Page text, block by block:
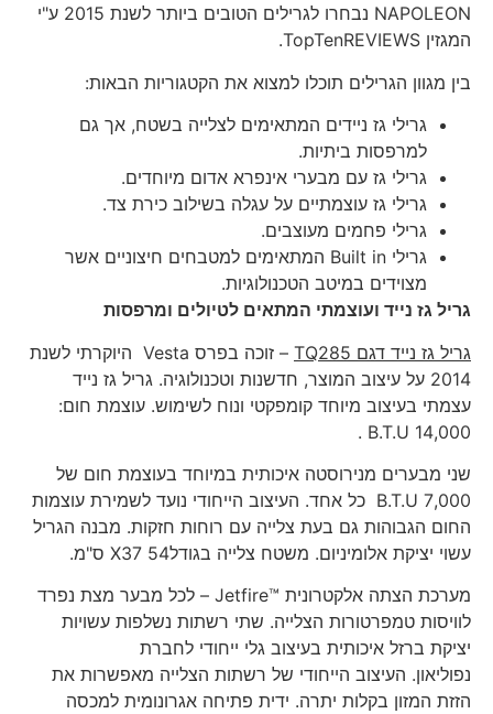
NAPOLEON נבחרו לגרילים הטובים ביותר לשנת 2015 ע"י
המגזין TopTenREVIEWS.
בין מגוון הגרילים תוכלו למצוא את הקטגוריות הבאות:
גרילי גז ניידים המתאימים לצלייה בשטח, אך גם
למרפסות ביתיות.
גרילי גז עם מבערי אינפרא אדום מיוחדים.
גרילי גז עוצמתיים על עגלה בשילוב כירת צד.
גרילי פחמים מעוצבים.
גרילי Built in המתאימים למטבחים חיצוניים אשר
מצוידים במיטב הטכנולוגיות.
גריל גז נייד ועוצמתי המתאים לטיולים ומרפסות
גריל גז נייד דגםTQ285
– זוכה בפרס Vesta היוקרתי לשנת
2014 על עיצוב המוצר, חדשנות וטכנולוגיה. גריל גז נייד
עצמתי בעיצוב מיוחד קומפקטי ונוח לשימוש. עוצמת חום:
14,000 B.T.U .
שני מבערים מנירוסטה איכותית במיוחד בעוצמת חום של
7,000 B.T.U כל אחד. העיצוב הייחודי נועד לשמירת עוצמות
החום הגבוהות גם בעת צלייה עם רוחות חזקות. מבנה הגריל
עשוי יציקת אלומיניום. משטח צלייה בגודלX37 54 ס"מ.
מערכת הצתה אלקטרונית ™Jetfire – לכל מבער מצת נפרד
לוויסות טמפרטורות הצלייה. שתי רשתות נשלפות עשויות
יציקת ברזל איכותית בעיצוב גלי ייחודי לחברת
נפוליאון. העיצוב הייחודי של רשתות הצלייה מאפשרות את
הזזת המזון בקלות יתרה. ידית פתיחה אגרונומית למכסה